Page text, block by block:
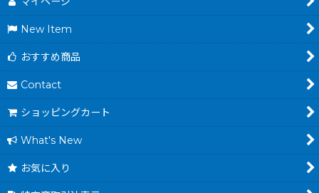
New Item
おすすめ商品
Contact
ショッピングカート
What's New
お気に入り